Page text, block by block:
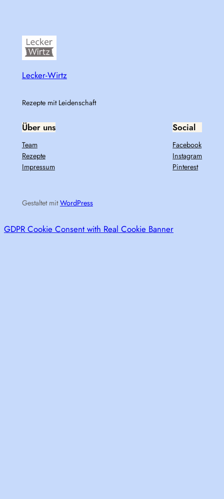
Lecker-Wirtz
Rezepte mit Leidenschaft
Über uns
Team
Rezepte
Impressum
Social
Facebook
Instagram
Pinterest
Gestaltet mitWordPress
GDPR Cookie Consent with Real Cookie Banner